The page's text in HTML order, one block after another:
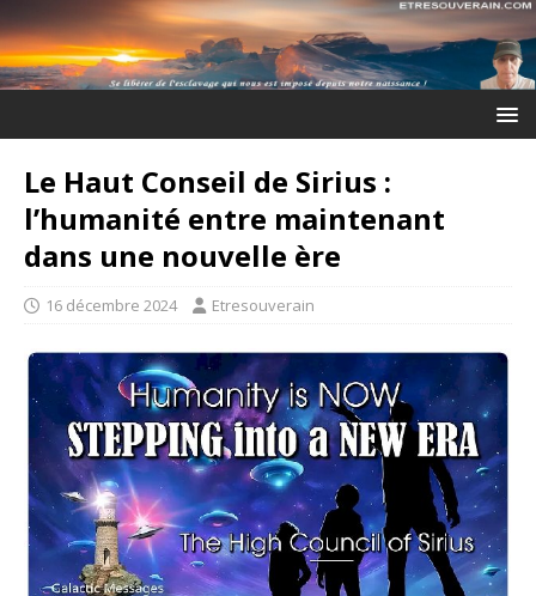
Le Haut Conseil de Sirius :
l’humanité entre maintenant
dans une nouvelle ère
16 décembre 2024 Etresouverain